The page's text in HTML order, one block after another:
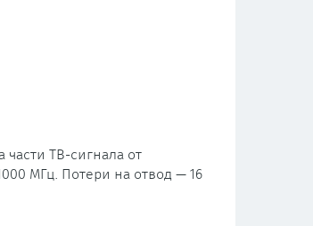
части ТВ-сигнала от
МГц. Потери на отвод — 16